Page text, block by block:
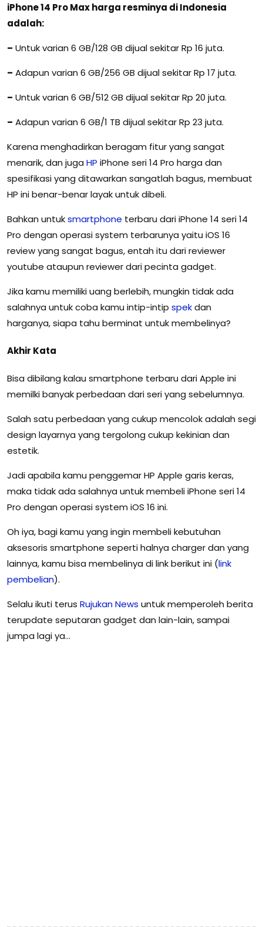
iPhone 14 Pro Max harga resminya di Indonesia
adalah:
– Untuk varian 6 GB/128 GB dijual sekitar Rp 16 juta.
– Adapun varian 6 GB/256 GB dijual sekitar Rp 17 juta.
– Untuk varian 6 GB/512 GB dijual sekitar Rp 20 juta.
– Adapun varian 6 GB/1 TB dijual sekitar Rp 23 juta.
Karena menghadirkan beragam fitur yang sangat
menarik, dan juga HP iPhone seri 14 Pro harga dan
spesifikasi yang ditawarkan sangatlah bagus, membuat
HP ini benar-benar layak untuk dibeli.
Bahkan untuksmartphone terbaru dari iPhone 14 seri 14
Pro dengan operasi system terbarunya yaitu iOS 16
review yang sangat bagus, entah itu dari reviewer
youtube ataupun reviewer dari pecinta gadget.
Jika kamu memiliki uang berlebih, mungkin tidak ada
salahnya untuk coba kamu intip-intip spekdan
harganya, siapa tahu berminat untuk membelinya?
Akhir Kata
Bisa dibilang kalau smartphone terbaru dari Apple ini
memilki banyak perbedaan dari seri yang sebelumnya.
Salah satu perbedaan yang cukup mencolok adalah segi
design layarnya yang tergolong cukup kekinian dan
estetik.
Jadi apabila kamu penggemar HP Apple garis keras,
maka tidak ada salahnya untuk membeli iPhone seri 14
Pro dengan operasi system iOS 16 ini.
Oh iya, bagi kamu yang ingin membeli kebutuhan
aksesoris smartphone seperti halnya charger dan yang
lainnya, kamu bisa membelinya di link berikut ini (link
pembelian).
Selalu ikuti terus RujukanNews untuk memperoleh berita
terupdate seputaran gadget dan lain-lain, sampai
jumpa lagi ya…